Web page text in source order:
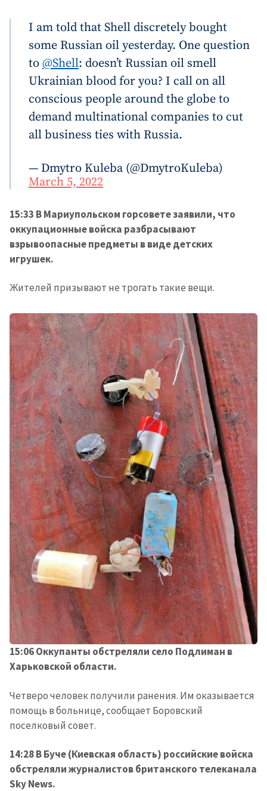
I am told that Shell discretely bought
some Russian oil yesterday. One question
to@Shell: doesn’t Russian oil smell
Ukrainian blood for you? I call on all
conscious people around the globe to
demand multinational companies to cut
all business ties with Russia.
— Dmytro Kuleba (@DmytroKuleba)
March 5, 2022
15:33 В Мариупольском горсовете заявили, что
оккупационные войска разбрасывают
взрывоопасные предметы в виде детских
игрушек.
Жителей призывают не трогать такие вещи.
15:06 Оккупанты обстреляли село Подлиман в
Харьковской области.
Четверо человек получили ранения. Им оказывается
помощь в больнице, сообщает Боровский
поселковый совет.
14:28 В Буче (Киевская область) российские войска
обстреляли журналистов британского телеканала
Sky News.